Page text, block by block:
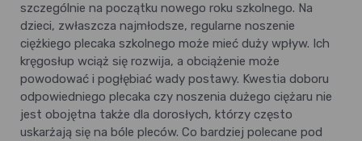
szczególnie na początku nowego roku szkolnego. Na
dzieci, zwłaszcza najmłodsze, regularne noszenie
ciężkiego plecaka szkolnego może mieć duży wpływ. Ich
kręgosłup wciąż się rozwija, a obciążenie może
powodować i pogłębiać wady postawy. Kwestia doboru
odpowiedniego plecaka czy noszenia dużego ciężaru nie
jest obojętna także dla dorosłych, którzy często
uskarżają się na bóle pleców. Co bardziej polecane pod